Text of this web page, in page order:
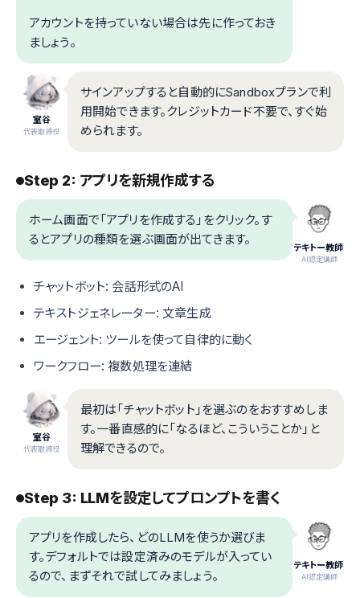
アカウントを持っていない場合は先に作っておき
ましょう。
室谷
代表取締役
サインアップすると自動的にSandboxプランで利
用開始できます。クレジットカード不要で、すぐ始
められます。
Step 2: アプリを新規作成する
テキトー教師
.AI認定講師
ホーム画面で「アプリを作成する」をクリック。す
るとアプリの種類を選ぶ画面が出てきます。
チャットボット: 会話形式のAI
テキストジェネレーター: 文章生成
エージェント: ツールを使って自律的に動く
ワークフロー: 複数処理を連結
室谷
代表取締役
最初は「チャットボット」を選ぶのをおすすめしま
す。一番直感的に「なるほど、こういうことか」と
理解できるので。
Step 3: LLMを設定してプロンプトを書く
テキトー教師
.AI認定講師
アプリを作成したら、どのLLMを使うか選びま
す。デフォルトでは設定済みのモデルが入ってい
るので、まずそれで試してみましょう。